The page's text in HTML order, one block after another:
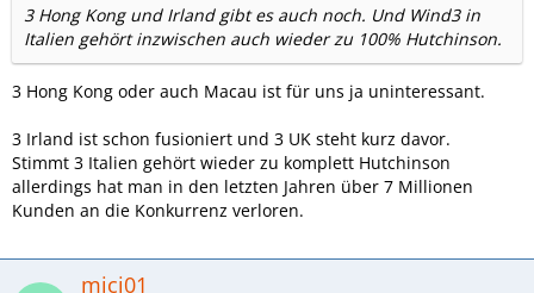
3 Hong Kong und Irland gibt es auch noch. Und Wind3 in
Italien gehört inzwischen auch wieder zu 100% Hutchinson.
3 Hong Kong oder auch Macau ist für uns ja uninteressant.
3 Irland ist schon fusioniert und 3 UK steht kurz davor.
Stimmt 3 Italien gehört wieder zu komplett Hutchinson
allerdings hat man in den letzten Jahren über 7 Millionen
Kunden an die Konkurrenz verloren.
mici01